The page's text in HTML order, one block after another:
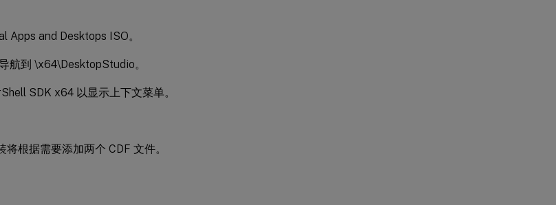
Apps and Desktops ISO。
航到 \x64\DesktopStudio。
SDK x64 以显示上下文菜单。
将根据需要添加两个 CDF 文件。